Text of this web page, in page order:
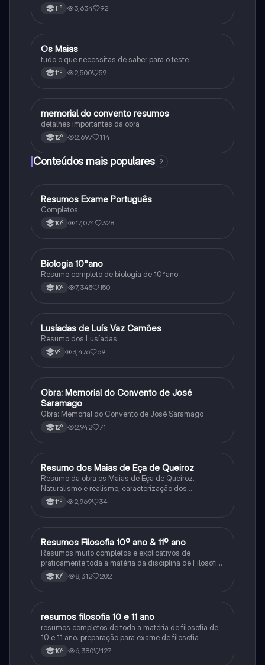
11º 3,634 92
Português
Os Maias
tudo o que necessitas de saber para o teste
11º 2,500 59
Português
memorial do convento resumos
detalhes importantes da obra
12º 2,697 114
Conteúdos mais populares 9
Português
Resumos Exame Português
Completos
10º 17,074 328
Biologia
Biologia 10°ano
Resumo completo de biologia de 10°ano
10º 7,345 150
Português
Lusíadas de Luís Vaz Camões
Resumo dos Lusíadas
9º 3,476 69
Português
Obra: Memorial do Convento de José
Saramago
Obra: Memorial do Convento de José Saramago
12º 2,942 71
Português
Resumo dos Maias de Eça de Queiroz
Resumo da obra os Maias de Eça de Queiroz.
Naturalismo e realismo, caracterização dos
personagens e contexto histórico.
11º 2,969 34
Filosofia
Resumos Filosofia 10º ano & 11º ano
Resumos muito completos e explicativos de
praticamente toda a matéria da disciplina de Filosofia
10º 8,312 202
Filosofia
resumos filosofia 10 e 11 ano
resumos completos de toda a matéria de filosofia de
10 e 11 ano. preparação para exame de filosofia
10º 6,380 127